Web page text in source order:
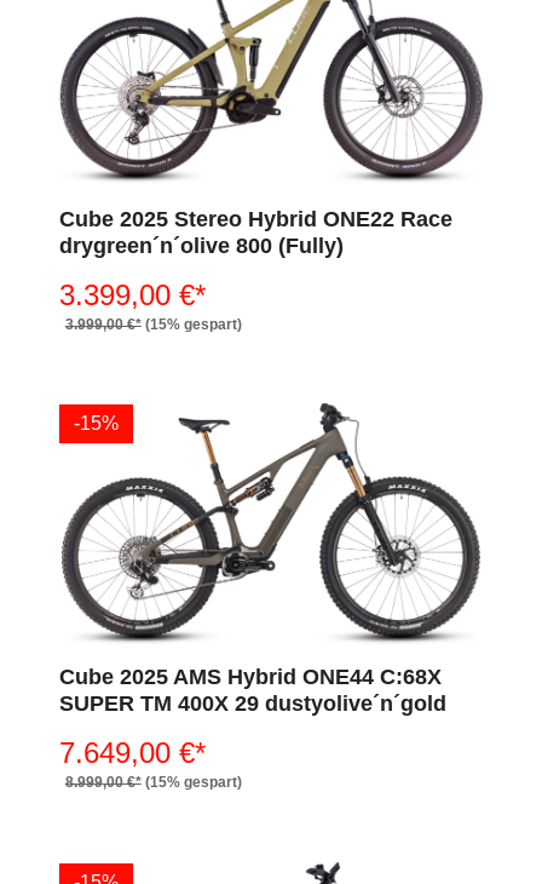
Cube 2025 Stereo Hybrid ONE22 Race
drygreen´n´olive 800 (Fully)
3.399,00 €*
3.999,00 €* (15% gespart)
-15%
Cube 2025 AMS Hybrid ONE44 C:68X
SUPER TM 400X 29 dustyolive´n´gold
7.649,00 €*
8.999,00 €* (15% gespart)